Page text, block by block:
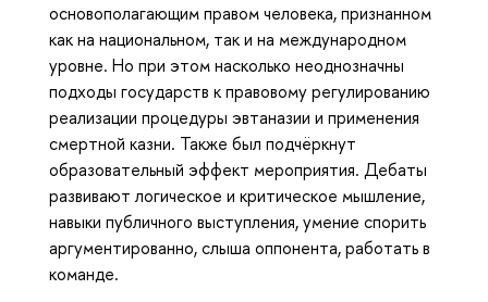
основополагающим правом человека, признанном
как на национальном, так и на международном
уровне. Но при этом насколько неоднозначны
подходы государств к правовому регулированию
реализации процедуры эвтаназии и применения
смертной казни. Также был подчёркнут
образовательный эффект мероприятия. Дебаты
развивают логическое и критическое мышление,
навыки публичного выступления, умение спорить
аргументированно, слыша оппонента, работать в
команде.